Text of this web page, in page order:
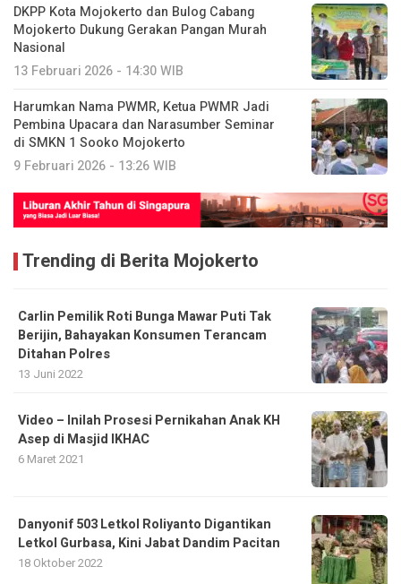
DKPP Kota Mojokerto dan Bulog Cabang
Mojokerto Dukung Gerakan Pangan Murah
Nasional
13 Februari 2026 - 14:30 WIB
Harumkan Nama PWMR, Ketua PWMR Jadi
Pembina Upacara dan Narasumber Seminar
di SMKN 1 Sooko Mojokerto
9 Februari 2026 - 13:26 WIB
Trending di Berita Mojokerto
Carlin Pemilik Roti Bunga Mawar Puti Tak
Berijin, Bahayakan Konsumen Terancam
Ditahan Polres
13 Juni 2022
Video – Inilah Prosesi Pernikahan Anak KH
Asep di Masjid IKHAC
6 Maret 2021
Danyonif 503 Letkol Roliyanto Digantikan
Letkol Gurbasa, Kini Jabat Dandim Pacitan
18 Oktober 2022